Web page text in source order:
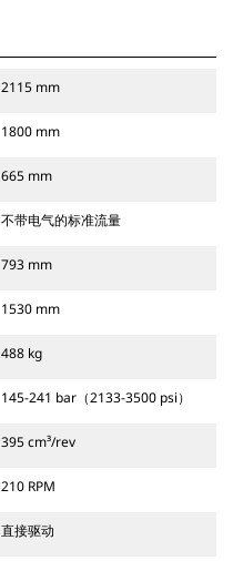
2115 mm
1800 mm
665 mm
不带电气的标准流量
793 mm
1530 mm
488 kg
145-241 bar（2133-3500 psi）
395 cm³/rev
210 RPM
直接驱动